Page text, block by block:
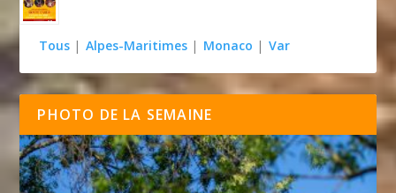
Tous | Alpes-Maritimes | Monaco | Var
PHOTO DE LA SEMAINE